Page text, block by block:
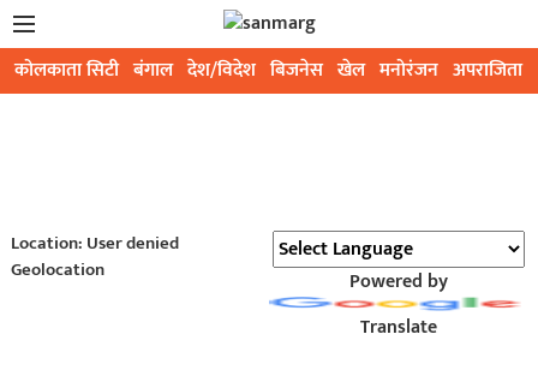
कोलकाता सिटी बंगाल देश/विदेश बिजनेस खेल मनोरंजन अपराजिता
Location: User denied
Geolocation
Powered by
Translate